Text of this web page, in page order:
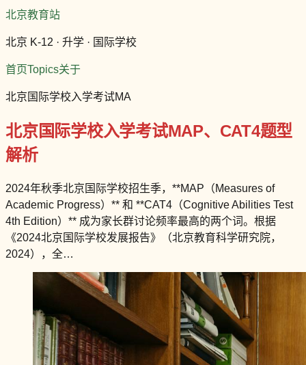
北京教育站
北京 K-12 · 升学 · 国际学校
首页Topics关于
北京国际学校入学考试MA
北京国际学校入学考试MAP、CAT4题型
解析
2024年秋季北京国际学校招生季，**MAP（Measures of
Academic Progress）** 和 **CAT4（Cognitive Abilities Test
4th Edition）** 成为家长群讨论频率最高的两个词。根据
《2024北京国际学校发展报告》（北京教育科学研究院，
2024），全…